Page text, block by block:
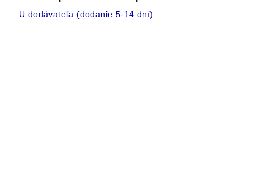
U dodávateľa (dodanie 5-14 dní)